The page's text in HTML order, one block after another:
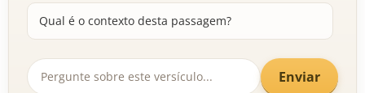
Qual é o contexto desta passagem?
Enviar